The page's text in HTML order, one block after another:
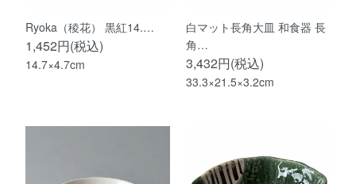
Ryoka（稜花） 黒紅14.…
1,452円(税込)
14.7×4.7cm
白マット長角大皿 和食器 長
角…
3,432円(税込)
33.3×21.5×3.2cm